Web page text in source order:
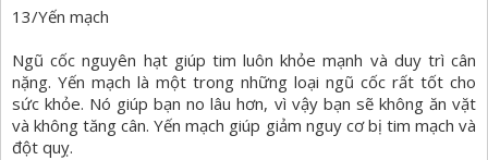
13/Yến mạch
Ngũ cốc nguyên hạt giúp tim luôn khỏe mạnh và duy trì cân
nặng. Yến mạch là một trong những loại ngũ cốc rất tốt cho
sức khỏe. Nó giúp bạn no lâu hơn, vì vậy bạn sẽ không ăn vặt
và không tăng cân. Yến mạch giúp giảm nguy cơ bị tim mạch và
đột quỵ.